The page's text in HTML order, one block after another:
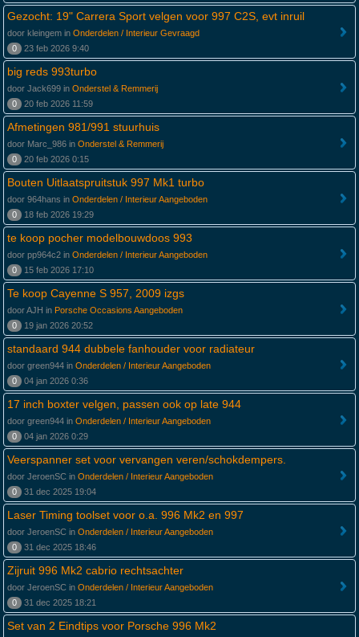
Gezocht: 19" Carrera Sport velgen voor 997 C2S, evt inruil
door kleingem in Onderdelen / Interieur Gevraagd
0
23 feb 2026 9:40
big reds 993turbo
door Jack699 in Onderstel & Remmerij
0
20 feb 2026 11:59
Afmetingen 981/991 stuurhuis
door Marc_986 in Onderstel & Remmerij
0
20 feb 2026 0:15
Bouten Uitlaatspruitstuk 997 Mk1 turbo
door 964hans in Onderdelen / Interieur Aangeboden
0
18 feb 2026 19:29
te koop pocher modelbouwdoos 993
door pp964c2 in Onderdelen / Interieur Aangeboden
0
15 feb 2026 17:10
Te koop Cayenne S 957, 2009 izgs
door AJH in Porsche Occasions Aangeboden
0
19 jan 2026 20:52
standaard 944 dubbele fanhouder voor radiateur
door green944 in Onderdelen / Interieur Aangeboden
0
04 jan 2026 0:36
17 inch boxter velgen, passen ook op late 944
door green944 in Onderdelen / Interieur Aangeboden
0
04 jan 2026 0:29
Veerspanner set voor vervangen veren/schokdempers.
door JeroenSC in Onderdelen / Interieur Aangeboden
0
31 dec 2025 19:04
Laser Timing toolset voor o.a. 996 Mk2 en 997
door JeroenSC in Onderdelen / Interieur Aangeboden
0
31 dec 2025 18:46
Zijruit 996 Mk2 cabrio rechtsachter
door JeroenSC in Onderdelen / Interieur Aangeboden
0
31 dec 2025 18:21
Set van 2 Eindtips voor Porsche 996 Mk2